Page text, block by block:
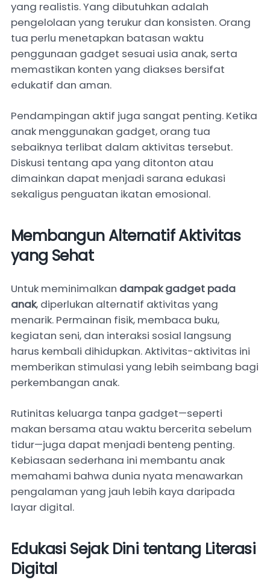
yang realistis. Yang dibutuhkan adalah
pengelolaan yang terukur dan konsisten. Orang
tua perlu menetapkan batasan waktu
penggunaan gadget sesuai usia anak, serta
memastikan konten yang diakses bersifat
edukatif dan aman.
Pendampingan aktif juga sangat penting. Ketika
anak menggunakan gadget, orang tua
sebaiknya terlibat dalam aktivitas tersebut.
Diskusi tentang apa yang ditonton atau
dimainkan dapat menjadi sarana edukasi
sekaligus penguatan ikatan emosional.
Membangun Alternatif Aktivitas
yang Sehat
Untuk meminimalkan dampak gadget pada
anak, diperlukan alternatif aktivitas yang
menarik. Permainan fisik, membaca buku,
kegiatan seni, dan interaksi sosial langsung
harus kembali dihidupkan. Aktivitas-aktivitas ini
memberikan stimulasi yang lebih seimbang bagi
perkembangan anak.
Rutinitas keluarga tanpa gadget—seperti
makan bersama atau waktu bercerita sebelum
tidur—juga dapat menjadi benteng penting.
Kebiasaan sederhana ini membantu anak
memahami bahwa dunia nyata menawarkan
pengalaman yang jauh lebih kaya daripada
layar digital.
Edukasi Sejak Dini tentang Literasi
Digital